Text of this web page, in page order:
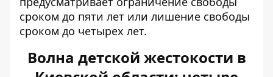
сроком до пяти лет или лишение свободы
сроком до четырех лет.
Волна детской жестокости в